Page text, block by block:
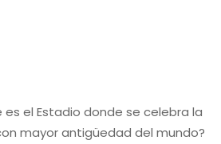
el Estadio donde se celebra la
mayor antigüedad del mundo?